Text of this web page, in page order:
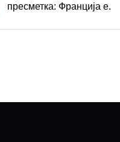
пресметка: Франција е.